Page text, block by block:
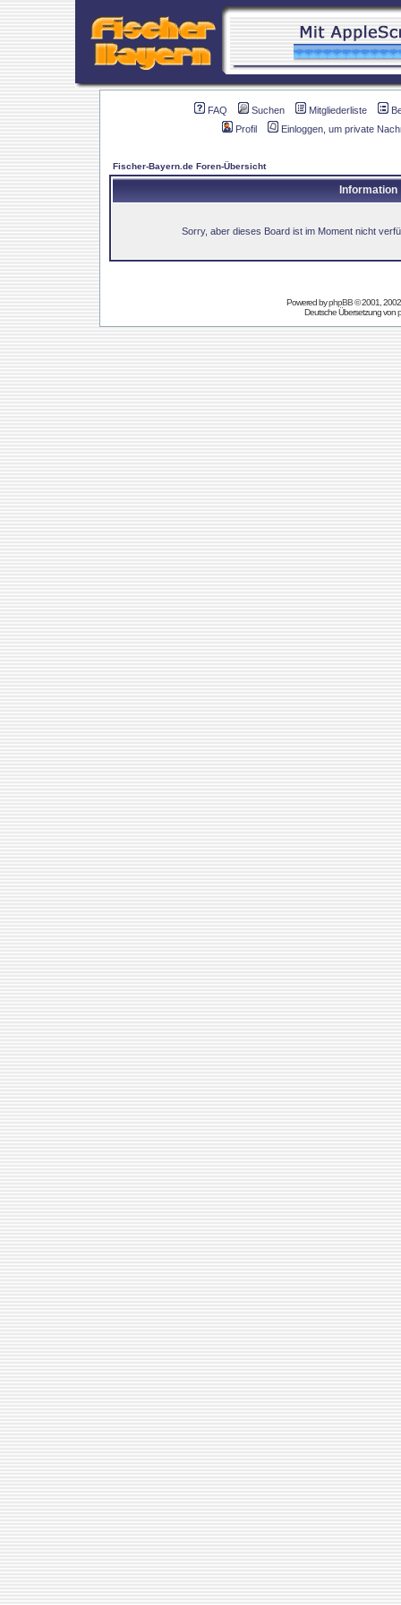
FAQ Suchen Mitgliederliste
Profil
Einloggen, um private
Fischer-Bayern.de Foren-Übersicht
Information
Sorry, aber dieses Board ist im Moment nicht
Powered byphpBB© 2001,
Deutsche Übersetzung von